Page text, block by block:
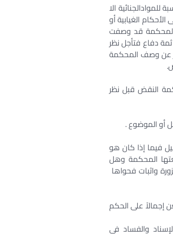
الا
الغيابية أو
المحكمة قد وصفت
دفاع فتأجل نظر
عن وصف المحكمة
النقض قبل نظر
أو الموضوع .
فيما إذا كان هو
المحكمة وهل
واثبات فحواها
إجمالاً على الحكم
والفساد فى